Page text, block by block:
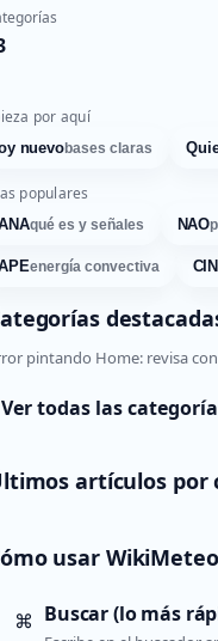
por aquí
nuevobases claras
populares
qué es y señales NAO
energía convectiva CIN
pintando Home: revisa
Ver todas las
artículos por
usar WikiMeteo
⌘ Buscar (lo más